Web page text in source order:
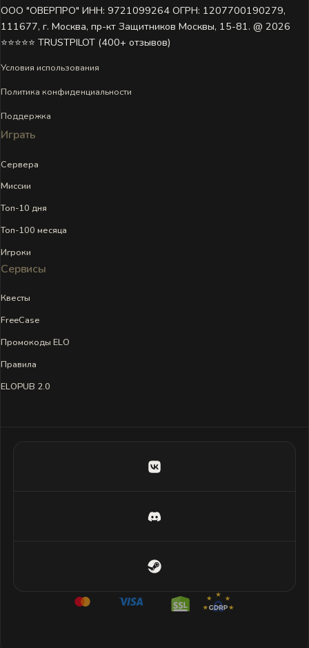
ООО "ОВЕРПРО" ИНН: 9721099264 ОГРН: 1207700190279,
111677, г. Москва, пр-кт Защитников Москвы, 15-81. @ 2026 ㅤ
⭐⭐⭐⭐⭐ TRUSTPILOT (400+ отзывов)
Условия использования
Политика конфиденциальности
Поддержка
Играть
Сервера
Миссии
Топ-10 дня
Топ-100 месяца
Игроки
Сервисы
Квесты
FreeCase
Промокоды ELO
Правила
ELOPUB 2.0